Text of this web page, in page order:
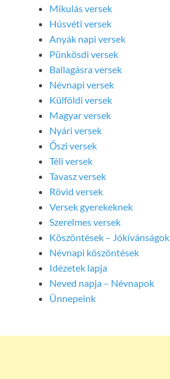
Mikulás versek
Húsvéti versek
Anyák napi versek
Pünkösdi versek
Ballagásra versek
Névnapi versek
Külföldi versek
Magyar versek
Nyári versek
Őszi versek
Téli versek
Tavasz versek
Rövid versek
Versek gyerekeknek
Szerelmes versek
Köszöntések – Jókívánságok
Névnapi köszöntések
Idézetek lapja
Neved napja – Névnapok
Ünnepeink